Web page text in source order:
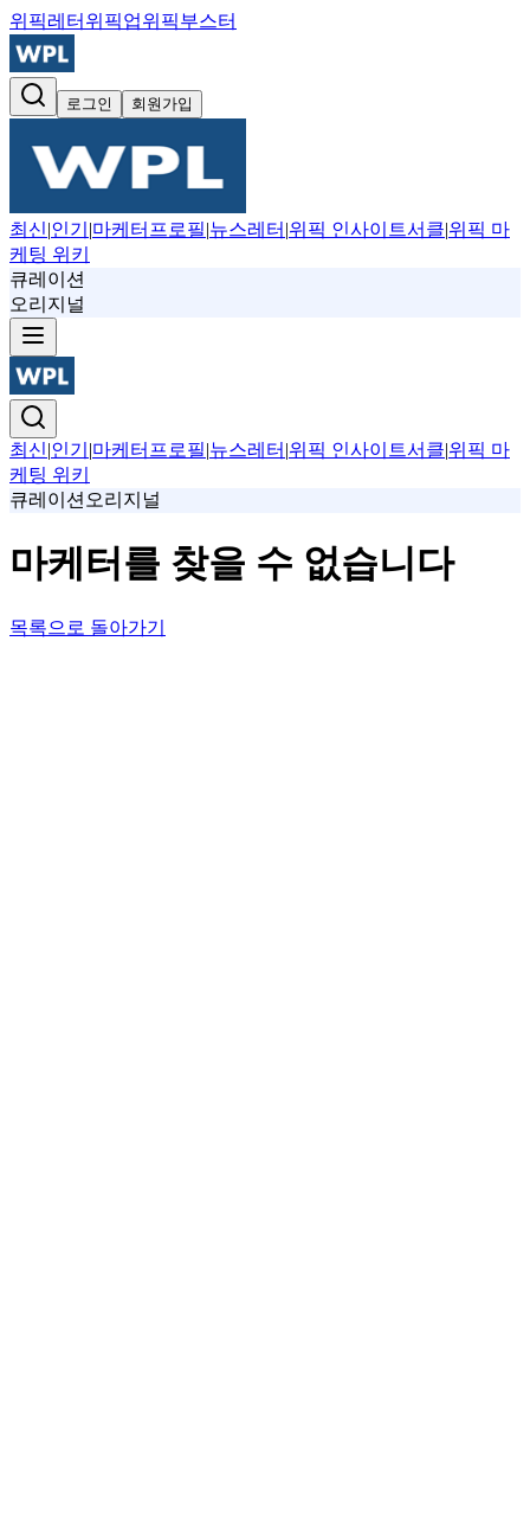
위픽레터 위픽업위픽부스터
로그인 회원가입
최신|인기 |마케터프로필|뉴스레터 |위픽 인사이트서클|위픽 마
케팅 위키
큐레이션
오리지널
최신|인기 |마케터프로필|뉴스레터 |위픽 인사이트서클|위픽 마
케팅 위키
큐레이션 오리지널
마케터를 찾을 수 없습니다
목록으로 돌아가기